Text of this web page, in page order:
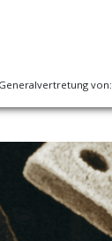
von: